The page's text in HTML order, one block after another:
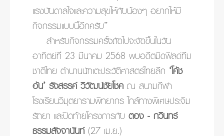
แรงบันดาลใจและความสุขให้กับน้องๆ อยากให้มี
กิจกรรมแบบนี้อีกครับ”
สำหรับกิจกรรมครั้งถัดไปจะจัดขึ้นในวัน
อาทิตย์ที่ 23 มีนาคม 2568 พบอดีตมิดฟิลด์ทีม
ชาติไทย ตำนานนักเตะประวัติศาสตร์ไทยลีก ‘โค้ช
อ้น’ รังสรรค์ วิวัฒน์ชัยโชค ณ สนามกีฬา
โรงเรียนวิมุตยารามพิทยากร ใกล้ทางพิเศษประจิม
รัถยา และปิดท้ายโครงการกับ ตอง - กวินทร์
ธรรมสัจจานันท์(27 เม.ย.)